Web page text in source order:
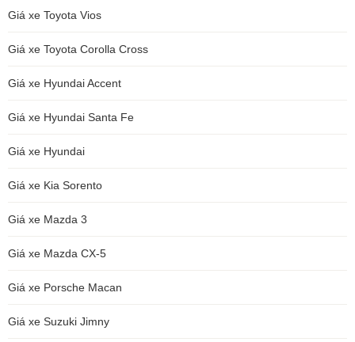
Giá xe Toyota Vios
Giá xe Toyota Corolla Cross
Giá xe Hyundai Accent
Giá xe Hyundai Santa Fe
Giá xe Hyundai
Giá xe Kia Sorento
Giá xe Mazda 3
Giá xe Mazda CX-5
Giá xe Porsche Macan
Giá xe Suzuki Jimny